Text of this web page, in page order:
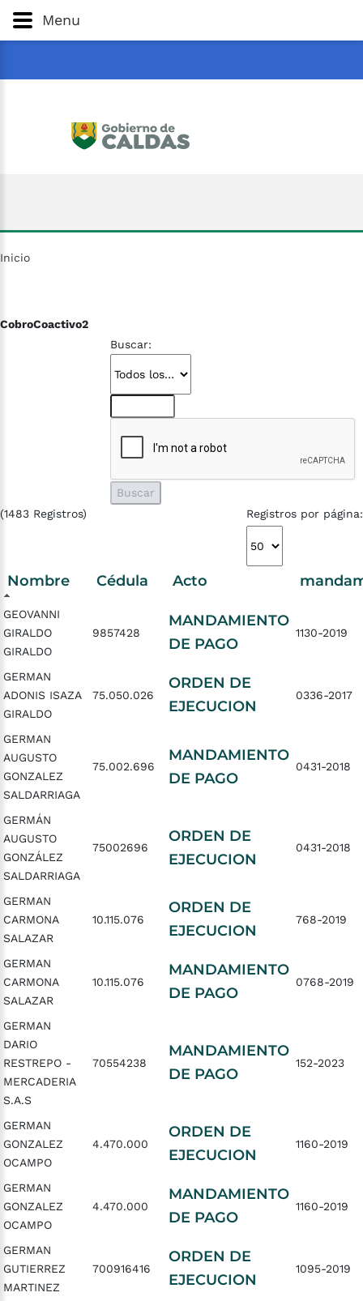
Gobernación
Menu
Inicio
CobroCoactivo2
Buscar:
Registros por página:
(1483 Registros)
Nombre Cédula Acto
GEOVANNI
GIRALDO
GIRALDO
9857428
MANDAMIENTO
DE PAGO
1130-2019
GERMAN
ADONIS ISAZA
GIRALDO
75.050.026
ORDEN DE
EJECUCION
0336-2017
GERMAN
AUGUSTO
GONZALEZ
SALDARRIAGA
75.002.696
MANDAMIENTO
DE PAGO
0431-2018
GERMÁN
AUGUSTO
GONZÁLEZ
SALDARRIAGA
75002696
ORDEN DE
EJECUCION
0431-2018
GERMAN
CARMONA
SALAZAR
10.115.076
ORDEN DE
EJECUCION
768-2019
GERMAN
CARMONA
SALAZAR
10.115.076
MANDAMIENTO
DE PAGO
0768-2019
GERMAN
DARIO
RESTREPO -
MERCADERIA
S.A.S
70554238
MANDAMIENTO
DE PAGO
152-2023
GERMAN
GONZALEZ
OCAMPO
4.470.000
ORDEN DE
EJECUCION
1160-2019
GERMAN
GONZALEZ
OCAMPO
4.470.000
MANDAMIENTO
DE PAGO
1160-2019
GERMAN
GUTIERREZ
MARTINEZ
700916416
ORDEN DE
EJECUCION
1095-2019